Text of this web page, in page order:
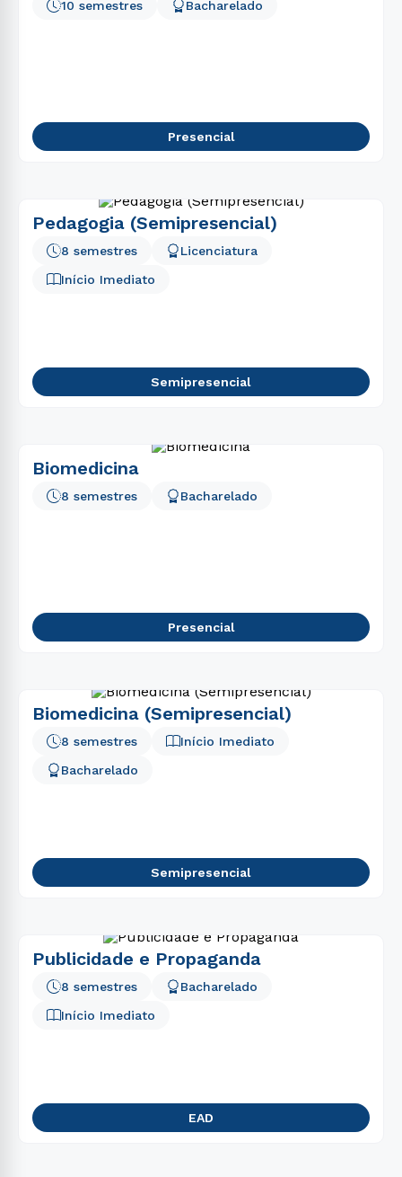
Bacharelado
10 semestres
Presencial
Pedagogia (Semipresencial)
8 semestres
Licenciatura
Início Imediato
Semipresencial
Biomedicina
8 semestres Bacharelado
Presencial
Biomedicina (Semipresencial)
8 semestres
Início Imediato
Bacharelado
Semipresencial
Publicidade e Propaganda
8 semestres
Bacharelado
Início Imediato
EAD